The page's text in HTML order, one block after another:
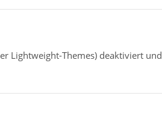
Lightweight-Themes) deaktiviert